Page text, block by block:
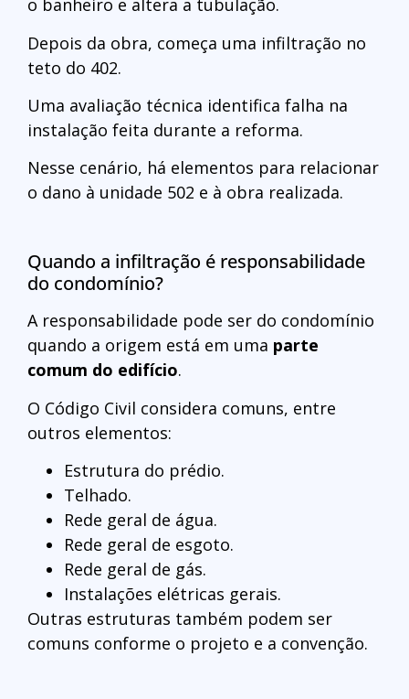
o banheiro e altera a tubulação.
Depois da obra, começa uma infiltração no
teto do 402.
Uma avaliação técnica identifica falha na
instalação feita durante a reforma.
Nesse cenário, há elementos para relacionar
o dano à unidade 502 e à obra realizada.
Quando a infiltração é responsabilidade
do condomínio?
A responsabilidade pode ser do condomínio
quando a origem está em uma parte
comum do edifício.
O Código Civil considera comuns, entre
outros elementos:
Estrutura do prédio.
Telhado.
Rede geral de água.
Rede geral de esgoto.
Rede geral de gás.
Instalações elétricas gerais.
Outras estruturas também podem ser
comuns conforme o projeto e a convenção.